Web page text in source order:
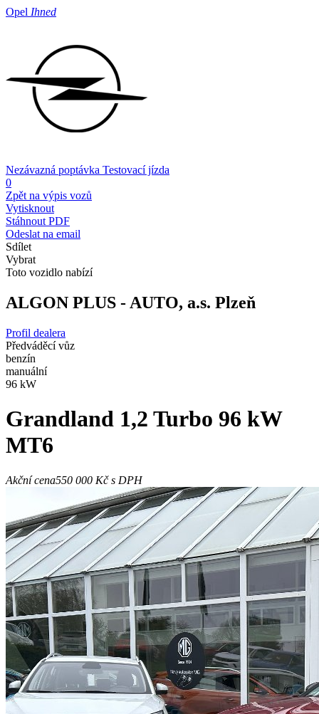
Opel Ihned
Nezávazná poptávka Testovací jízda
0
Zpět na výpis vozů
Vytisknout
Stáhnout PDF
Odeslat na email
Sdílet
Vybrat
Toto vozidlo nabízí
ALGON PLUS - AUTO, a.s. Plzeň
Profil dealera
Předváděcí vůz
benzín
manuální
96 kW
Grandland 1,2 Turbo 96 kW
MT6
Akční cena550 000 Kčs DPH